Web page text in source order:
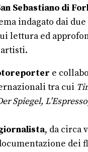
Sebastiano di
indagato dai
lettura ed
artisti.
e
tra cui
Spiegel,
, da circa
dei